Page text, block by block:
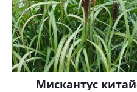
Мискантус